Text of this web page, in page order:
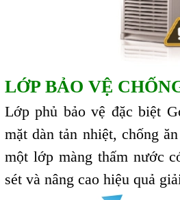
LỚP BẢO VỆ
Lớp phủ bảo vệ đặc biệt
mặt dàn tản nhiệt, chống
một lớp màng thấm nước
sét và nâng cao hiệu quả